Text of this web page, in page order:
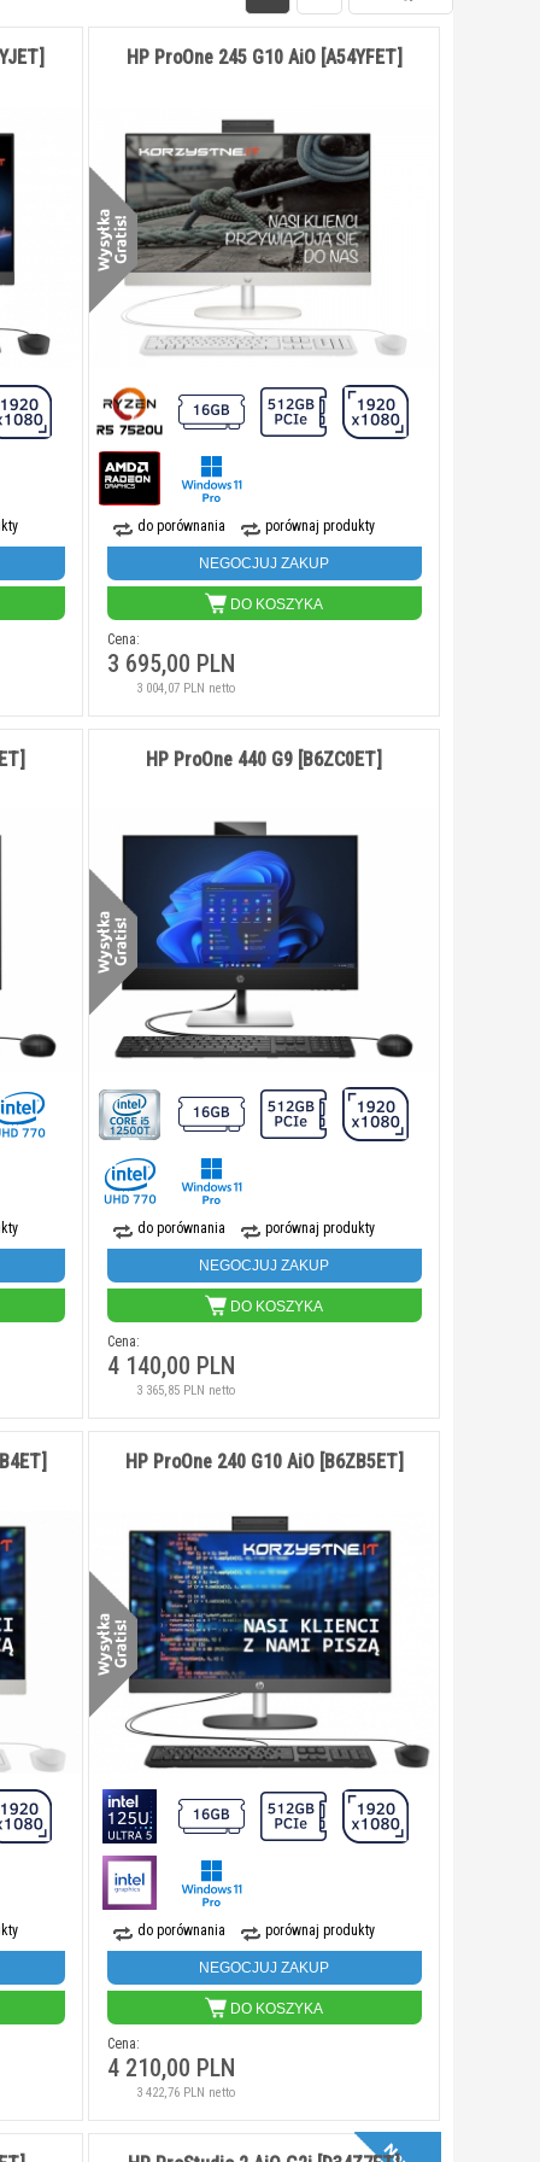
do porównania porównaj produkty
NEGOCJUJ ZAKUP
DO KOSZYKA
Cena:
3 695,00 PLN
3 004,07 PLN netto
HP ProOne 245 G10 AiO [A54YFET]
do porównania porównaj produkty
NEGOCJUJ ZAKUP
DO KOSZYKA
Cena:
4 140,00 PLN
3 365,85 PLN netto
HP ProOne 440 G9 [B6ZC0ET]
do porównania porównaj produkty
NEGOCJUJ ZAKUP
DO KOSZYKA
Cena:
4 210,00 PLN
3 422,76 PLN netto
HP ProOne 240 G10 AiO [B6ZB5ET]